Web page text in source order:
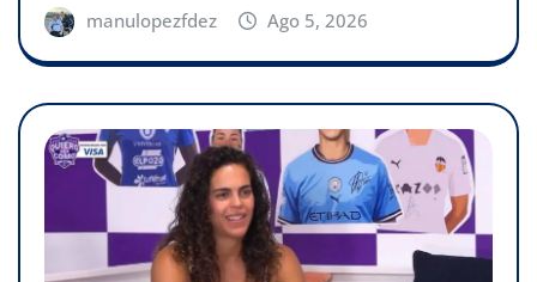
manulopezfdez Ago 5, 2026